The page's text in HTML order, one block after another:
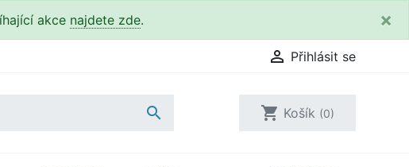
akce najdete zde. ×
 Přihlásit se
 shopping_cart Košík (0)